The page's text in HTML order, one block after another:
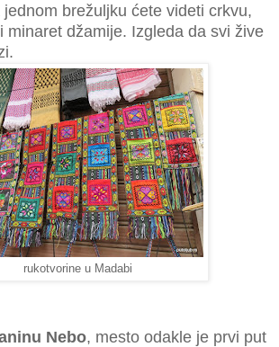
brežuljku ćete videti crkvu,
minaret džamije. Izgleda da svi žive
rukotvorine u Madabi
Nebo, mesto odakle je prvi put